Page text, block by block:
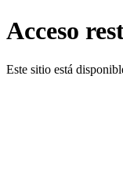
Acceso
Este sitio está